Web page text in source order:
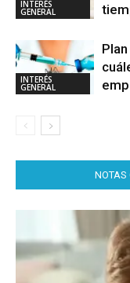
INTERÉS
GENERAL
INTERÉS
GENERAL
NOTAS